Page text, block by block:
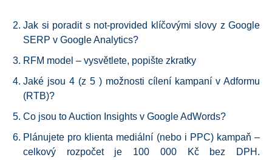
Jak si poradit s not-provided klíčovými slovy z Google
SERP v Google Analytics?
RFM model – vysvětlete, popište zkratky
Jaké jsou 4 (z 5 ) možnosti cílení kampaní v Adformu
(RTB)?
Co jsou to Auction Insights v Google AdWords?
Plánujete pro klienta mediální (nebo i PPC) kampaň –
celkový rozpočet je 100 000 Kč bez DPH.